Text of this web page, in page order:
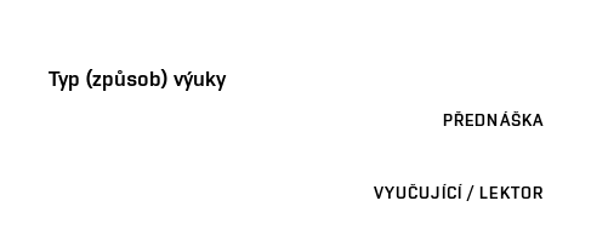
Typ (způsob) výuky
PŘEDNÁŠKA
VYUČUJÍCÍ / LEKTOR